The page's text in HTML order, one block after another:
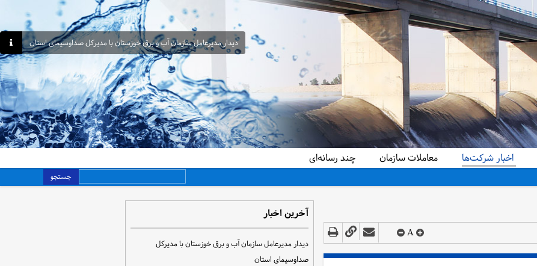
دیدار مدیرعامل سازمان آب و برق خوزستان با مدیرکل صداوسیمای استان
اخبار شرکت‌ها معاملات سازمان چند رسانه‌ای
جستجو
A
آخرین اخبار
دیدار مدیرعامل سازمان آب و برق خوزستان با مدیرکل
صداوسیمای استان